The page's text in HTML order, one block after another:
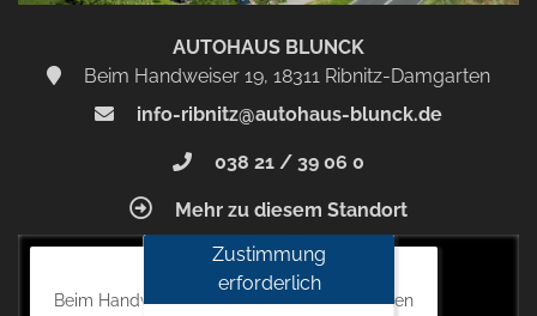
AUTOHAUS BLUNCK
Beim Handweiser 19, 18311 Ribnitz-Damgarten
info-ribnitz@autohaus-blunck.de
038 21 / 39 06 0
Mehr zu diesem Standort
Autohaus Blunck
Beim Handweiser 19, 18311 Ribnitz-Damgarten
Zustimmung
erforderlich